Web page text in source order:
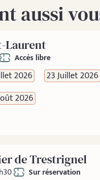
aussi
Laurent
Accès libre
2026 23 Juillet 2026
2026
de Trestrignel
Sur réservation